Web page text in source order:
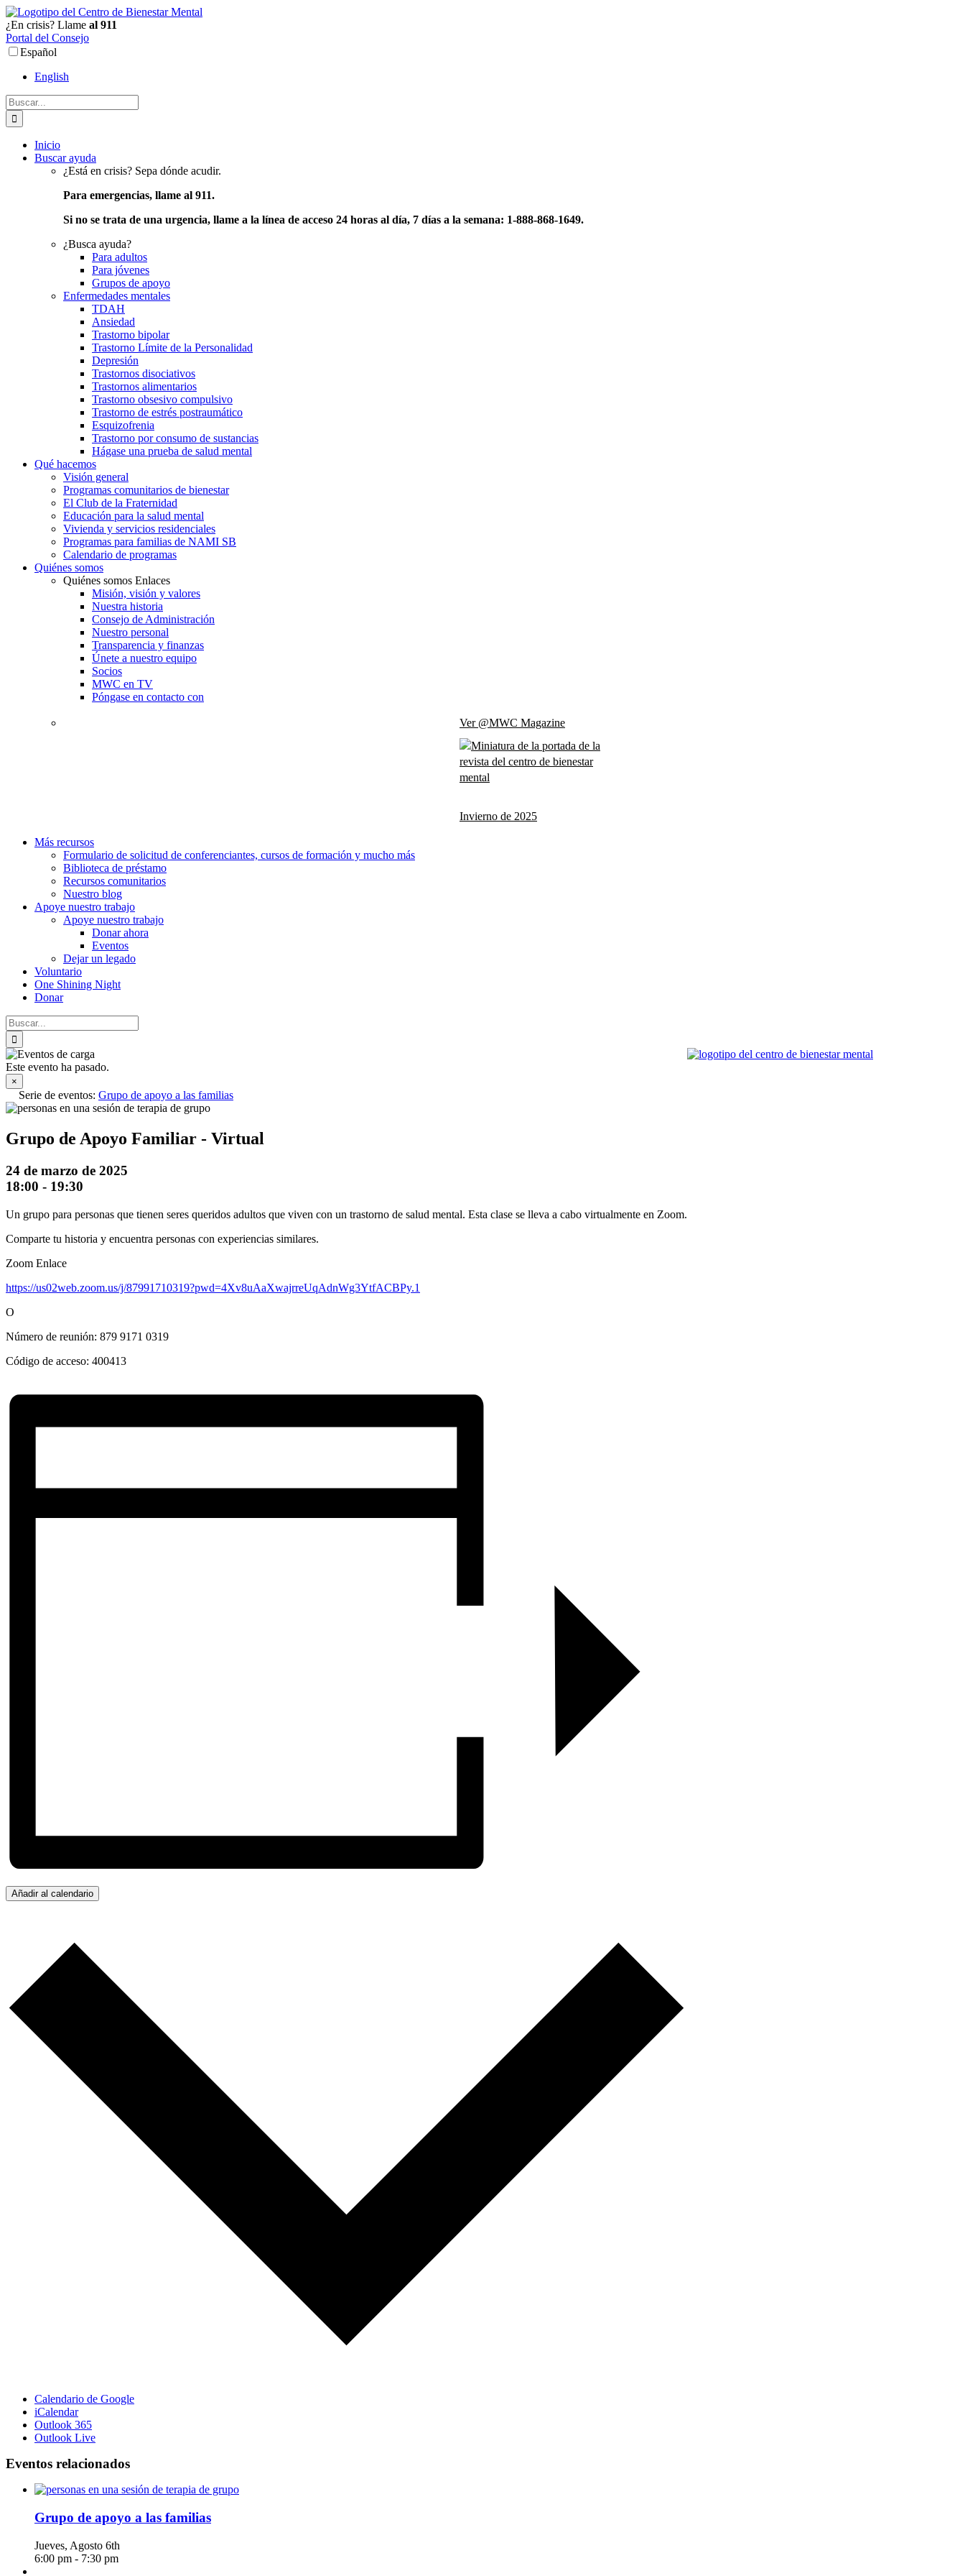
Ir
al
contenido
¿En crisis? Llame al 911
Portal del Consejo
Español
English
Buscar:
Inicio
Buscar ayuda
¿Está en crisis? Sepa dónde acudir.
Para emergencias, llame al 911.
Si no se trata de una urgencia, llame a la línea de acceso 24 horas al día, 7 días a la semana: 1-888-868-1649.
¿Busca ayuda?
Para adultos
Para jóvenes
Grupos de apoyo
Enfermedades mentales
TDAH
Ansiedad
Trastorno bipolar
Trastorno Límite de la Personalidad
Depresión
Trastornos disociativos
Trastornos alimentarios
Trastorno obsesivo compulsivo
Trastorno de estrés postraumático
Esquizofrenia
Trastorno por consumo de sustancias
Hágase una prueba de salud mental
Qué hacemos
Visión general
Programas comunitarios de bienestar
El Club de la Fraternidad
Educación para la salud mental
Vivienda y servicios residenciales
Programas para familias de NAMI SB
Calendario de programas
Quiénes somos
Quiénes somos Enlaces
Misión, visión y valores
Nuestra historia
Consejo de Administración
Nuestro personal
Transparencia y finanzas
Únete a nuestro equipo
Socios
MWC en TV
Póngase en contacto con
Ver @MWC Magazine
Invierno de 2025
Más recursos
Formulario de solicitud de conferenciantes, cursos de formación y mucho más
Biblioteca de préstamo
Recursos comunitarios
Nuestro blog
Apoye nuestro trabajo
Apoye nuestro trabajo
Donar ahora
Eventos
Dejar un legado
Voluntario
One Shining Night
Donar
Buscar:
Este evento ha pasado.
×
Serie de eventos: Grupo de apoyo a las familias
Grupo de Apoyo Familiar - Virtual
24 de marzo de 2025
18:00 - 19:30
Un grupo para personas que tienen seres queridos adultos que viven con un trastorno de salud mental. Esta clase se lleva a cabo virtualmente en Zoom.
Comparte tu historia y encuentra personas con experiencias similares.
Zoom Enlace
https://us02web.zoom.us/j/87991710319?pwd=4Xv8uAaXwajrreUqAdnWg3YtfACBPy.1
O
Número de reunión: 879 9171 0319
Código de acceso: 400413
Añadir al calendario
Calendario de Google
iCalendar
Outlook 365
Outlook Live
Eventos relacionados
Grupo de apoyo a las familias
Jueves, Agosto 6th
6:00 pm - 7:30 pm